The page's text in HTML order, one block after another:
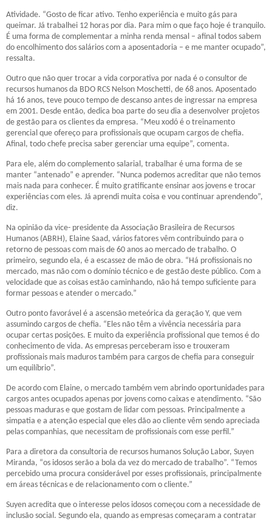
Atividade. “Gosto de ficar ativo. Tenho experiência e muito gás para
queimar. Já trabalhei 12 horas por dia. Para mim o que faço hoje é tranquilo.
É uma forma de complementar a minha renda mensal – afinal todos sabem
do encolhimento dos salários com a aposentadoria – e me manter ocupado”,
ressalta.
Outro que não quer trocar a vida corporativa por nada é o consultor de
recursos humanos da BDO RCS Nelson Moschetti, de 68 anos. Aposentado
há 16 anos, teve pouco tempo de descanso antes de ingressar na empresa
em 2001. Desde então, dedica boa parte do seu dia a desenvolver projetos
de gestão para os clientes da empresa. “Meu xodó é o treinamento
gerencial que ofereço para profissionais que ocupam cargos de chefia.
Afinal, todo chefe precisa saber gerenciar uma equipe”, comenta.
Para ele, além do complemento salarial, trabalhar é uma forma de se
manter “antenado” e aprender. “Nunca podemos acreditar que não temos
mais nada para conhecer. É muito gratificante ensinar aos jovens e trocar
experiências com eles. Já aprendi muita coisa e vou continuar aprendendo”,
diz.
Na opinião da vice- presidente da Associação Brasileira de Recursos
Humanos (ABRH), Elaine Saad, vários fatores vêm contribuindo para o
retorno de pessoas com mais de 60 anos ao mercado de trabalho. O
primeiro, segundo ela, é a escassez de mão de obra. “Há profissionais no
mercado, mas não com o domínio técnico e de gestão deste público. Com a
velocidade que as coisas estão caminhando, não há tempo suficiente para
formar pessoas e atender o mercado.”
Outro ponto favorável é a ascensão meteórica da geração Y, que vem
assumindo cargos de chefia. “Eles não têm a vivência necessária para
ocupar certas posições. E muito da experiência profissional que temos é do
conhecimento de vida. As empresas perceberam isso e trouxeram
profissionais mais maduros também para cargos de chefia para conseguir
um equilíbrio”.
De acordo com Elaine, o mercado também vem abrindo oportunidades para
cargos antes ocupados apenas por jovens como caixas e atendimento. “São
pessoas maduras e que gostam de lidar com pessoas. Principalmente a
simpatia e a atenção especial que eles dão ao cliente vêm sendo apreciada
pelas companhias, que necessitam de profissionais com esse perfil.”
Para a diretora da consultoria de recursos humanos Solução Labor, Suyen
Miranda, “os idosos serão a bola da vez do mercado de trabalho”. “Temos
percebido uma procura considerável por esses profissionais, principalmente
em áreas técnicas e de relacionamento com o cliente.”
Suyen acredita que o interesse pelos idosos começou com a necessidade de
inclusão social. Segundo ela, quando as empresas começaram a contratar